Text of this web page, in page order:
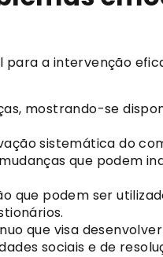
a intervenção
mostrando-se
sistemática do
que podem
que podem ser
que visa
sociais e de